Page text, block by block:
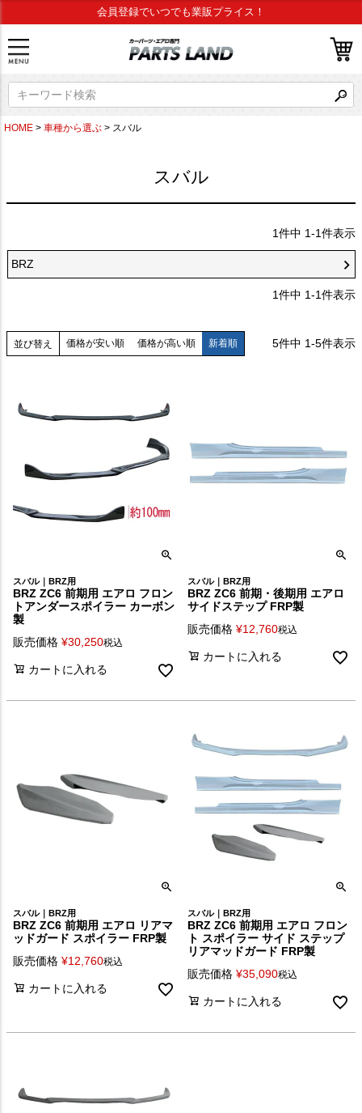
会員登録でいつでも業販プライス！
HOME 車種から選ぶ スバル
スバル
1件中 1-1件表示
BRZ
1件中 1-1件表示
並び替え 価格が安い順 価格が高い順 新着順 5件中 1-5件表示
スバル｜BRZ用
BRZ ZC6 前期用 エアロ フロン
トアンダースポイラー カーボン
製
販売価格 ¥30,250税込
カートに入れる
スバル｜BRZ用
BRZ ZC6 前期・後期用 エアロ
サイドステップ FRP製
販売価格 ¥12,760税込
カートに入れる
スバル｜BRZ用
BRZ ZC6 前期用 エアロ リアマ
ッドガード スポイラー FRP製
販売価格 ¥12,760税込
カートに入れる
スバル｜BRZ用
BRZ ZC6 前期用 エアロ フロン
ト スポイラー サイド ステップ
リアマッドガード FRP製
販売価格 ¥35,090税込
カートに入れる